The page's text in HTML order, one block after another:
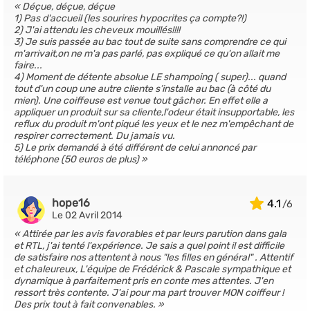
Déçue, déçue, déçue
1) Pas d'accueil (les sourires hypocrites ça compte?!)
2) J'ai attendu les cheveux mouillés!!!!
3) Je suis passée au bac tout de suite sans comprendre ce qui
m'arrivait,on ne m'a pas parlé, pas expliqué ce qu'on allait me
faire...
4) Moment de détente absolue LE shampoing ( super)... quand
tout d'un coup une autre cliente s’installe au bac (à côté du
mien). Une coiffeuse est venue tout gâcher. En effet elle a
appliquer un produit sur sa cliente,l'odeur était insupportable, les
reflux du produit m'ont piqué les yeux et le nez m'empêchant de
respirer correctement. Du jamais vu.
5) Le prix demandé à été différent de celui annoncé par
téléphone (50 euros de plus)
4.1
hope16
Le 02 Avril 2014
Attirée par les avis favorables et par leurs parution dans gala
et RTL, j'ai tenté l'expérience. Je sais a quel point il est difficile
de satisfaire nos attentent à nous "les filles en général" . Attentif
et chaleureux, L'équipe de Frédérick & Pascale sympathique et
dynamique à parfaitement pris en conte mes attentes. J'en
ressort très contente. J'ai pour ma part trouver MON coiffeur !
Des prix tout à fait convenables.